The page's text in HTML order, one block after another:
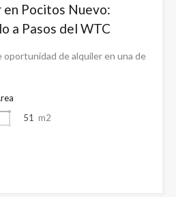
en Pocitos Nuevo:
a Pasos del WTC
de alquiler en una de
51 m2